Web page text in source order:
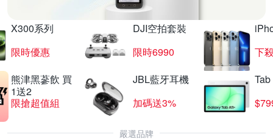
X300系列
限時優惠
DJI空拍套裝
限時6990
下
熊津黑蔘飲 買
1送2
限搶超值組
JBL藍牙耳機
加碼送3%
嚴選品牌